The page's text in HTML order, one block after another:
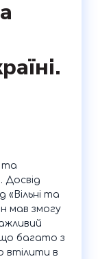
та
Досвід
«Вільні та
мав змогу
що багато з
втілити в